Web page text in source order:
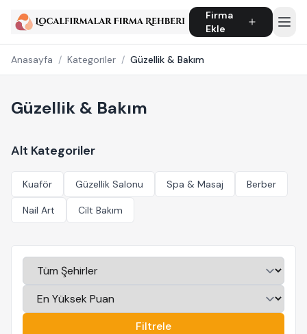
Firma
Ekle
Anasayfa / Kategoriler / Güzellik & Bakım
Güzellik & Bakım
Alt Kategoriler
Kuaför Güzellik Salonu Spa & Masaj Berber
Nail Art Cilt Bakım
Filtrele